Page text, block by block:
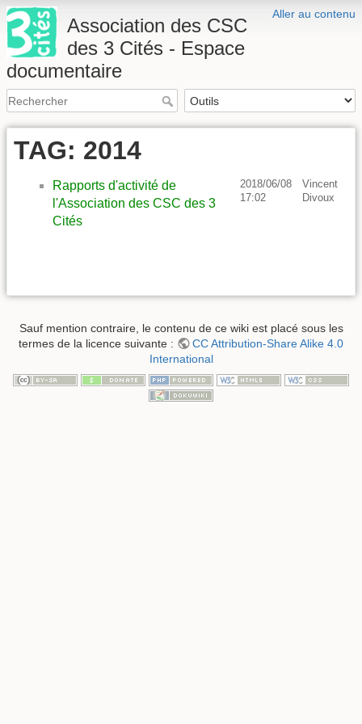
Aller au contenu
Association des CSC
des 3 Cités - Espace
documentaire
TAG: 2014
Rapports d'activité de
l'Association des CSC des 3
Cités
2018/06/08
17:02
Vincent
Divoux
Sauf mention contraire, le contenu de ce wiki est placé sous les
termes de la licence suivante :
CC Attribution-Share Alike 4.0
International